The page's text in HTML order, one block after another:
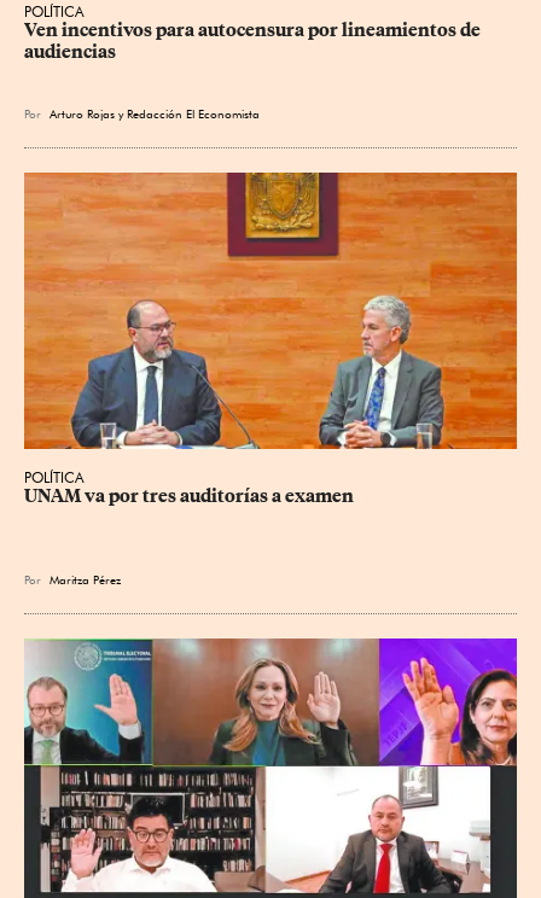
POLÍTICA
Ven incentivos para autocensura por lineamientos de
audiencias
Por Arturo Rojas yRedacción El Economista
POLÍTICA
UNAM va por tres auditorías a examen
Por Maritza Pérez